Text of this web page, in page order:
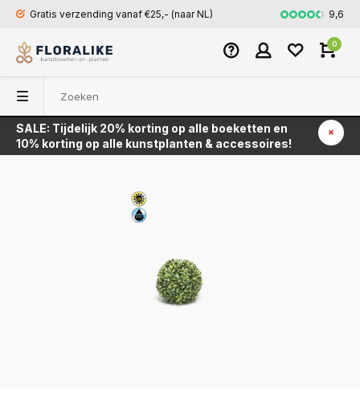
Gratis verzending vanaf €25,- (naar NL) Snel en9,6
0
SALE: Tijdelijk 20% korting op alle boeketten en
10% korting op alle kunstplanten & accessoires!
Terug